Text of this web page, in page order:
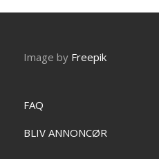
Image by Freepik
FAQ
BLIV ANNONCØR